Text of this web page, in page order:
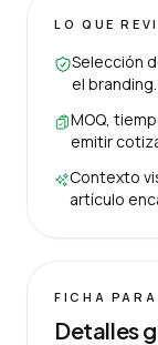
LO QUE
Selección
el branding.
MOQ,
emitir
Contexto
artículo
FICHA
Detalles